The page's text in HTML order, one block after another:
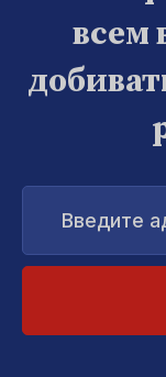
всем
Введите
адрес
электронной